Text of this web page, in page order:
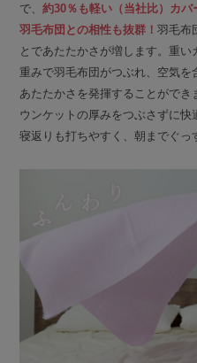
で、約30％も軽い（当社比）カバ
羽毛布団との相性も抜群！羽毛布
とであたたかさが増します。重
重みで羽毛布団がつぶれ、空気
あたたかさを発揮することがで
ウンケットの厚みをつぶさずに
寝返りも打ちやすく、朝までぐっ